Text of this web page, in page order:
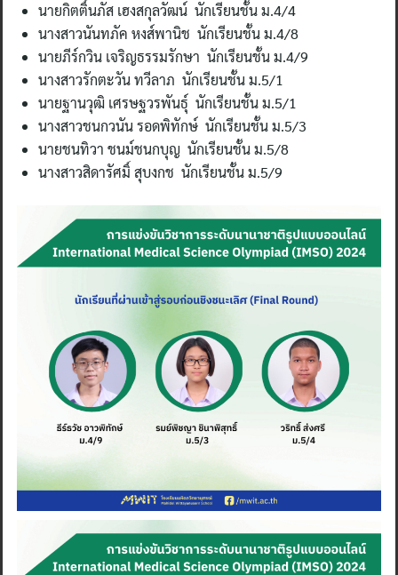
นายกิตติ์นภัส เฮงสกุลวัฒน์ นักเรียนชั้น ม.4/4
นางสาวนันทภัค หงส์พานิช นักเรียนชั้น ม.4/8
นายภีร์กวิน เจริญธรรมรักษา นักเรียนชั้น ม.4/9
นางสาวรักตะวัน ทวีลาภ นักเรียนชั้น ม.5/1
นายฐานวุฒิ เศรษฐวรพันธุ์ นักเรียนชั้น ม.5/1
นางสาวชนกวนัน รอดพิทักษ์ นักเรียนชั้น ม.5/3
นายชนทิวา ชนม์ชนกบุญ นักเรียนชั้น ม.5/8
นางสาวสิดารัศมิ์ สุบงกช นักเรียนชั้น ม.5/9